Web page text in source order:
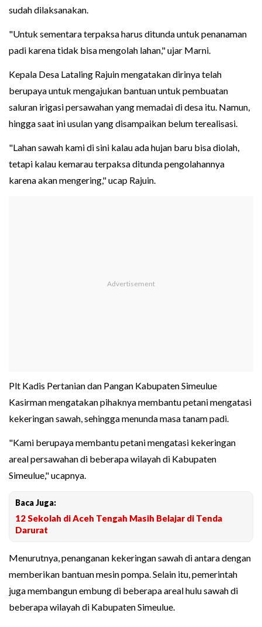
sudah dilaksanakan.
"Untuk sementara terpaksa harus ditunda untuk penanaman
padi karena tidak bisa mengolah lahan," ujar Marni.
Kepala Desa Lataling Rajuin mengatakan dirinya telah
berupaya untuk mengajukan bantuan untuk pembuatan
saluran irigasi persawahan yang memadai di desa itu. Namun,
hingga saat ini usulan yang disampaikan belum terealisasi.
"Lahan sawah kami di sini kalau ada hujan baru bisa diolah,
tetapi kalau kemarau terpaksa ditunda pengolahannya
karena akan mengering," ucap Rajuin.
Plt Kadis Pertanian dan Pangan Kabupaten Simeulue
Kasirman mengatakan pihaknya membantu petani mengatasi
kekeringan sawah, sehingga menunda masa tanam padi.
"Kami berupaya membantu petani mengatasi kekeringan
areal persawahan di beberapa wilayah di Kabupaten
Simeulue," ucapnya.
Baca Juga:
12 Sekolah di Aceh Tengah Masih Belajar di Tenda
Darurat
Menurutnya, penanganan kekeringan sawah di antara dengan
memberikan bantuan mesin pompa. Selain itu, pemerintah
juga membangun embung di beberapa areal hulu sawah di
beberapa wilayah di Kabupaten Simeulue.